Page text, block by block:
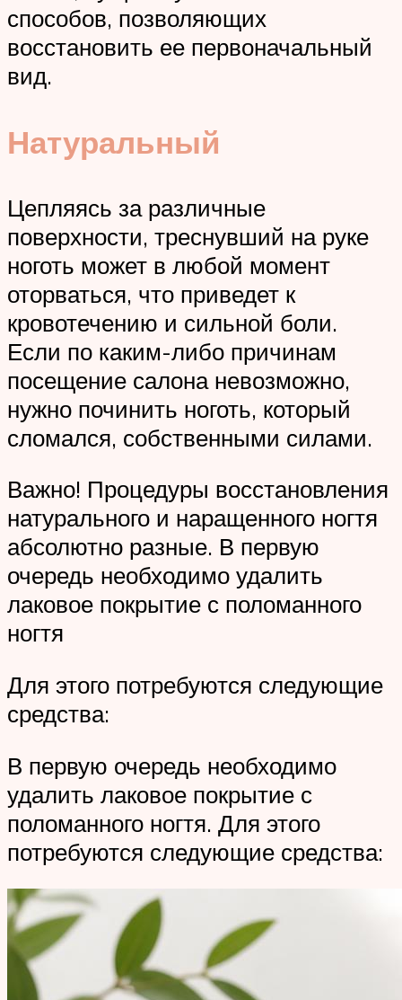
способов, позволяющих
восстановить ее первоначальный
вид.
Натуральный
Цепляясь за различные
поверхности, треснувший на руке
ноготь может в любой момент
оторваться, что приведет к
кровотечению и сильной боли.
Если по каким-либо причинам
посещение салона невозможно,
нужно починить ноготь, который
сломался, собственными силами.
Важно! Процедуры восстановления
натурального и наращенного ногтя
абсолютно разные. В первую
очередь необходимо удалить
лаковое покрытие с поломанного
ногтя
Для этого потребуются следующие
средства:
В первую очередь необходимо
удалить лаковое покрытие с
поломанного ногтя. Для этого
потребуются следующие средства: